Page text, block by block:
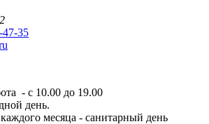
47-35
- с 10.00 до 19.00
день.
месяца - санитарный день